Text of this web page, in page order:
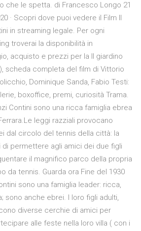
che le spetta. di Francesco Longo 21
· Scopri dove puoi vedere il Film Il
in streaming legale. Per ogni
troverai la disponibilità in
acquisto e prezzi per la Il giardino
scheda completa del film di Vittorio
Dominique Sanda, Fabio Testi:
boxoffice, premi, curiosità Trama.
Contini sono una ricca famiglia ebrea
leggi razziali provocano
dal circolo del tennis della città: la
permettere agli amici dei due figli
il magnifico parco della propria
da tennis. Guarda ora Fine del 1930
sono una famiglia leader: ricca,
sono anche ebrei. I loro figli adulti,
diverse cerchie di amici per
alle feste nella loro villa ( con i